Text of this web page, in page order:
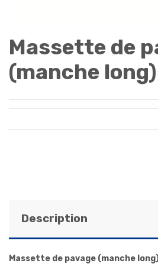
Massette de
(manche long)
Description
Massette de pavage (manche